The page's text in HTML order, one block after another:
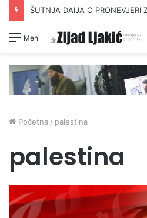
ŠUTNJA DAIJA O PRONEVJERI
Meni
Početna / palestina
palestina